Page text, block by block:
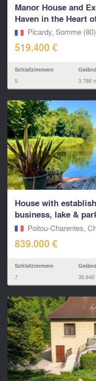
Manor House and
Haven in the Heart
Picardy, Somme (80)
519.400 €
Schlafzimmern
5 3.786
House with
business, lake &
Poitou-Charentes,
839.000 €
Schlafzimmern
7 30.840